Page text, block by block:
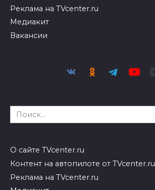
Реклама на TVcenter.ru
Медиакит
Вакансии
Search
for:
О сайте TVcenter.ru
Контент на автопилоте от TVcenter.ru
Реклама на TVcenter.ru